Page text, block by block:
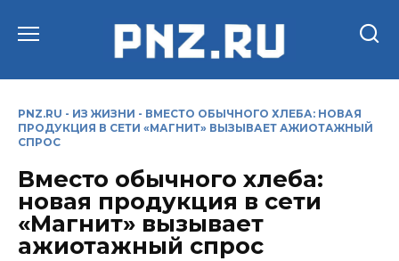
PNZ.RU - ИЗ ЖИЗНИ - ВМЕСТО ОБЫЧНОГО ХЛЕБА: НОВАЯ
ПРОДУКЦИЯ В СЕТИ «МАГНИТ» ВЫЗЫВАЕТ АЖИОТАЖНЫЙ
СПРОС
Вместо обычного хлеба:
новая продукция в сети
«Магнит» вызывает
ажиотажный спрос